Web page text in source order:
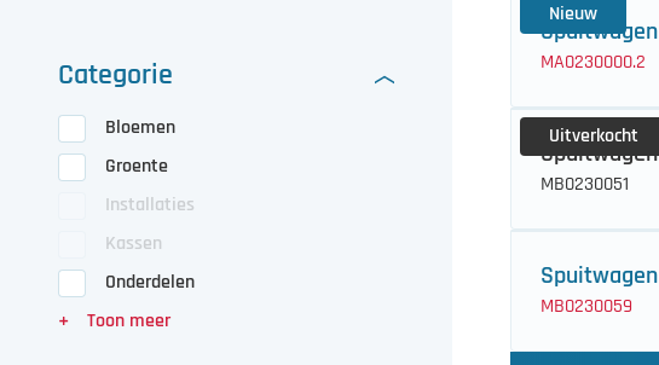
Categorie
Bloemen
Groente
Installaties
Kassen
Onderdelen
Nieuw
Spuitwagen
MA0230000.2
Uitverkocht
MB0230051
MB0230059